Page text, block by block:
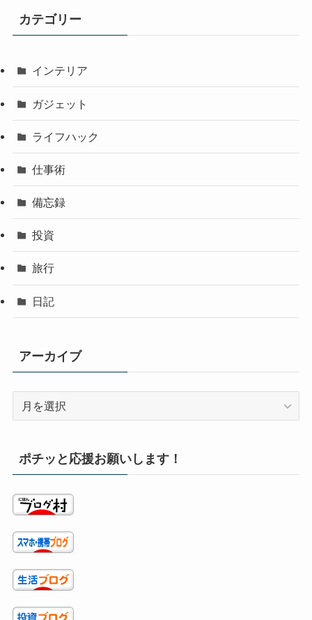
カテゴリー
インテリア
ガジェット
ライフハック
仕事術
備忘録
投資
旅行
日記
アーカイブ
ポチッと応援お願いします！